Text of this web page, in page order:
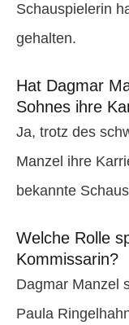
Schauspielerin
gehalten.
Hat Dagmar
Sohnes ihre
Ja, trotz des
Manzel ihre
bekannte
Welche Rolle
Kommissarin?
Dagmar Manzel
Paula